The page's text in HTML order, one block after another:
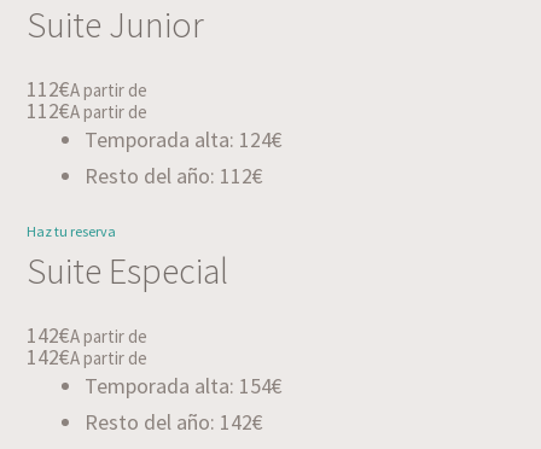
Suite Junior
112€A partir de
112€A partir de
Temporada alta: 124€
Resto del año: 112€
Haz tu reserva
Suite Especial
142€A partir de
142€A partir de
Temporada alta: 154€
Resto del año: 142€